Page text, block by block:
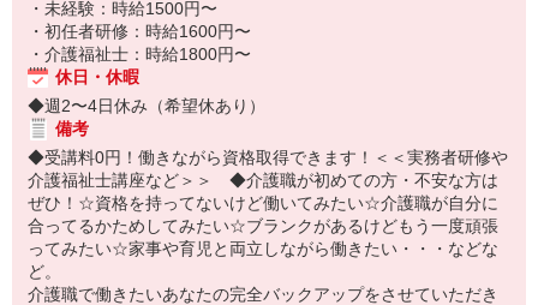
・未経験：時給1500円〜
・初任者研修：時給1600円〜
・介護福祉士：時給1800円〜
休日・休暇
◆週2〜4日休み（希望休あり）
備考
◆受講料0円！働きながら資格取得できます！＜＜実務者研修や
介護福祉士講座など＞＞ ◆介護職が初めての方・不安な方は
ぜひ！☆資格を持ってないけど働いてみたい☆介護職が自分に
合ってるかためしてみたい☆ブランクがあるけどもう一度頑張
ってみたい☆家事や育児と両立しながら働きたい・・・などな
ど。
介護職で働きたいあなたの完全バックアップをさせていただき